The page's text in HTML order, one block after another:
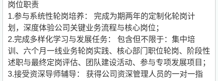
岗位职责
1.参与系统性轮岗培养： 完成为期两年的定制化轮岗计
划，深度体验公司关键业务流程与核心岗位；
2.完成多样化学习与发展任务： 包含但不限于：集中培
训、六个月一线业务轮岗实践、核心部门职位轮岗、阶段性
述职与最终定岗评估、团队建设活动、参与专项发展项目；
3.接受资深导师辅导： 获得公司资深管理人员的一对一指